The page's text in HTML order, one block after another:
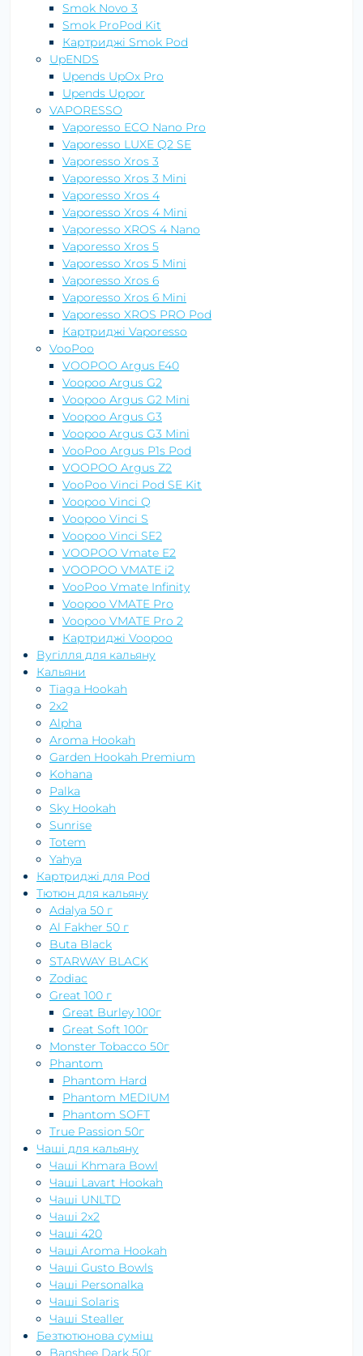
Smok Novo 3
Smok ProPod Kit
Картриджі Smok Pod
UpENDS
Upends UpOx Pro
Upends Uрpor
VAPORESSO
Vaporesso ECO Nano Pro
Vaporesso LUXE Q2 SE
Vaporesso Xros 3
Vaporesso Xros 3 Mini
Vaporesso Xros 4
Vaporesso Xros 4 Mini
Vaporesso XROS 4 Nano
Vaporesso Xros 5
Vaporesso Xros 5 Mini
Vaporesso Xros 6
Vaporesso Xros 6 Mini
Vaporesso XROS PRO Pod
Картриджі Vaporesso
VooPoo
VOOPOO Argus E40
Voopoo Argus G2
Voopoo Argus G2 Mini
Voopoo Argus G3
Voopoo Argus G3 Mini
VooPoo Argus P1s Pod
VOOPOO Argus Z2
VooPoo Vinci Pod SE Kit
Voopoo Vinci Q
Voopoo Vinci S
Voopoo Vinci SE2
VOOPOO Vmate E2
VOOPOO VMATE i2
VooPoo Vmate Infinity
Voopoo VMATE Pro
Voopoo VMATE Pro 2
Картриджі Voopoo
Вугілля для кальяну
Кальяни
Tiaga Hookah
2x2
Alpha
Aroma Hookah
Garden Hookah Premium
Kohana
Palka
Sky Hookah
Sunrise
Totem
Yahya
Картриджі для Pod
Тютюн для кальяну
Adalya 50 г
Al Fakher 50 г
Buta Black
STARWAY BLACK
Zodiac
Great 100 г
Great Burley 100г
Great Soft 100г
Monster Tobacco 50г
Phantom
Phantom Hard
Phantom MEDIUM
Phantom SOFT
True Passion 50г
Чаші для кальяну
Чаші Khmara Bowl
Чаші Lavart Hookah
Чаші UNLTD
Чаші 2х2
Чаші 420
Чаші Aroma Hookah
Чаші Gusto Bowls
Чаші Personalka
Чаші Solaris
Чаші Stealler
Безтютюнова суміш
Banshee Dark 50г